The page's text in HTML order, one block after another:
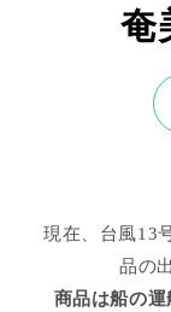
奄
現在、台風13
品の
商品は船の